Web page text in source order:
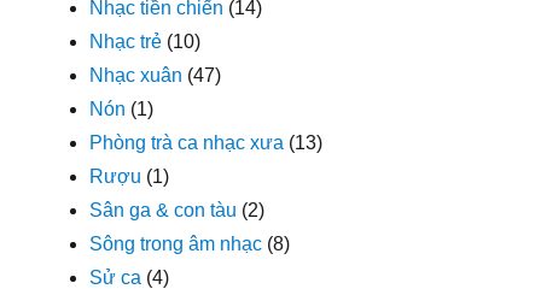
Nhạc tiền chiến (14)
Nhạc trẻ (10)
Nhạc xuân (47)
Nón (1)
Phòng trà ca nhạc xưa (13)
Rượu (1)
Sân ga & con tàu (2)
Sông trong âm nhạc (8)
Sử ca (4)